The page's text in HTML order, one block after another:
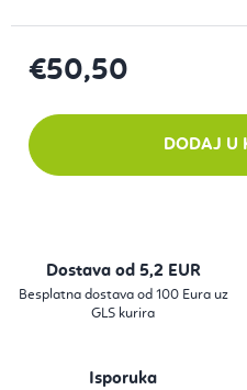
€50,50
DODAJ U
Dostava od 5,2 EUR
Besplatna dostava od 100 Eura uz
GLS kurira
Isporuka